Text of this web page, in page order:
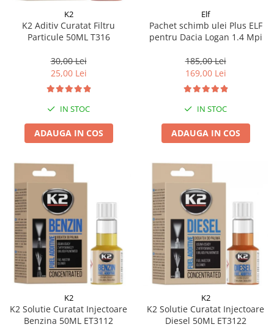
K2
K2 Aditiv Curatat Filtru
Particule 50ML T316
30,00 Lei
25,00 Lei
IN STOC
ADAUGA IN COS
Elf
Pachet schimb ulei Plus ELF
pentru Dacia Logan 1.4 Mpi
185,00 Lei
169,00 Lei
IN STOC
ADAUGA IN COS
K2
K2 Solutie Curatat Injectoare
Benzina 50ML ET3112
K2
K2 Solutie Curatat Injectoare
Diesel 50ML ET3122